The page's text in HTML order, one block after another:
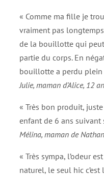
« Comme ma fille je
vraiment pas
de la bouillotte qui
partie du corps. En
bouillotte a perdu plein
Julie, maman d’Alice, 12
« Très bon produit,
enfant de 6 ans suivant
Mélina, maman de
« Très sympa, l’odeur
naturel, le seul hic